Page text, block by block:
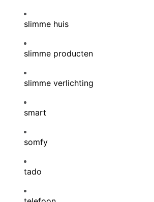
slimme huis
slimme producten
slimme verlichting
smart
somfy
tado